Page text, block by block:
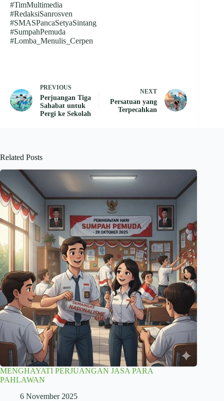
#TimMultimedia
#RedaksiSanrosven
#SMASPancaSetyaSintang
#SumpahPemuda
#Lomba_Menulis_Cerpen
PREVIOUS
Perjuangan Tiga
Sahabat untuk
Pergi ke Sekolah
NEXT
Persatuan yang
Terpecahkan
Related Posts
MENGHAYATI PERJUANGAN JASA PARA
PAHLAWAN
6 November 2025